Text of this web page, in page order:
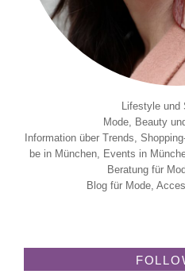
Lifestyle
Mode, Beauty
Information über Trends,
be in München, Events in
Beratung für
Blog für Mode,